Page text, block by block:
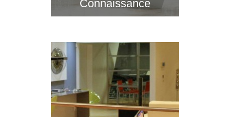
Connaissance